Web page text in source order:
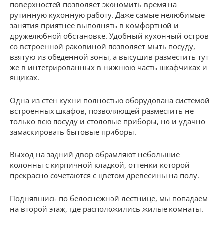
поверхностей позволяет экономить время на
рутинную кухонную работу. Даже самые нелюбимые
занятия приятнее выполнять в комфортной и
дружелюбной обстановке. Удобный кухонный остров
со встроенной раковиной позволяет мыть посуду,
взятую из обеденной зоны, а высушив разместить тут
же в интегрированных в нижнюю часть шкафчиках и
ящиках.
Одна из стен кухни полностью оборудована системой
встроенных шкафов, позволяющей разместить не
только всю посуду и столовые приборы, но и удачно
замаскировать бытовые приборы.
Выход на задний двор обрамляют небольшие
колонны с кирпичной кладкой, оттенки которой
прекрасно сочетаются с цветом древесины на полу.
Поднявшись по белоснежной лестнице, мы попадаем
на второй этаж, где расположились жилые комнаты.